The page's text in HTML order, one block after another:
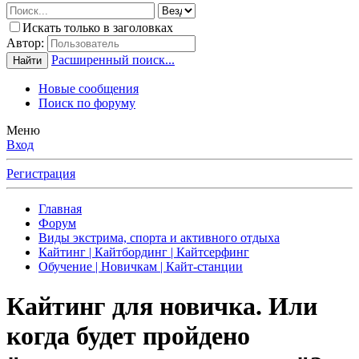
Искать только в заголовках
Автор:
Найти Расширенный поиск...
Новые сообщения
Поиск по форуму
Меню
Вход
Регистрация
Главная
Форум
Виды экстрима, спорта и активного отдыха
Кайтинг | Кайтбординг | Кайтсерфинг
Обучение | Новичкам | Кайт-станции
Кайтинг для новичка. Или
когда будет пройдено